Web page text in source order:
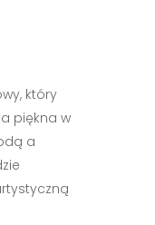
który
piękna w
a